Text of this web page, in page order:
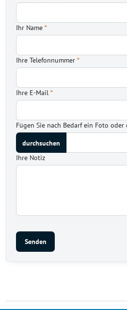
Ihr Name *
Ihre Telefonnummer *
Ihre E-Mail *
Fügen Sie nach Bedarf ein Foto
Ihre Notiz
Senden